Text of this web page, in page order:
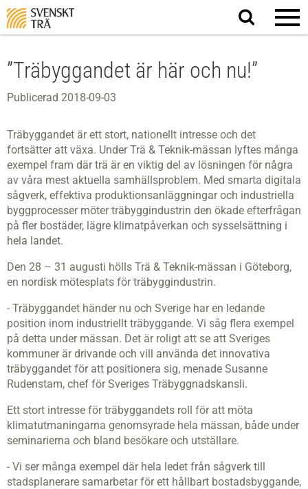
Sök
på
”Träbyggandet är här och nu!”
Publicerad 2018-09-03
Träbyggandet är ett stort, nationellt intresse och det
fortsätter att växa. Under Trä & Teknik-mässan lyftes många
exempel fram där trä är en viktig del av lösningen för några
av våra mest aktuella samhällsproblem. Med smarta digitala
sågverk, effektiva produktionsanläggningar och industriella
byggprocesser möter träbyggindustrin den ökade efterfrågan
på fler bostäder, lägre klimatpåverkan och sysselsättning i
hela landet.
Den 28 – 31 augusti hölls Trä & Teknik-mässan i Göteborg,
en nordisk mötesplats för träbyggindustrin.
- Träbyggandet händer nu och Sverige har en ledande
position inom industriellt träbyggande. Vi såg flera exempel
på detta under mässan. Det är roligt att se att Sveriges
kommuner är drivande och vill använda det innovativa
träbyggandet för att positionera sig, menade Susanne
Rudenstam, chef för Sveriges Träbyggnadskansli.
Ett stort intresse för träbyggandets roll för att möta
klimatutmaningarna genomsyrade hela mässan, både under
seminarierna och bland besökare och utställare.
- Vi ser många exempel där hela ledet från sågverk till
stadsplanerare samarbetar för ett hållbart bostadsbyggande,